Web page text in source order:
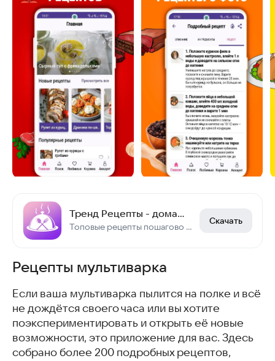
Тренд Рецепты - домашние рецепты с фото пошагово
Топовые рецепты пошагово и с фото. Готовьте легко и вкусно!
Скачать
Рецепты мультиварка
Если ваша мультиварка пылится на полке и всё
не дождётся своего часа или вы хотите
поэкспериментировать и открыть её новые
возможности, это приложение для вас. Здесь
собрано более 200 подробных рецептов,